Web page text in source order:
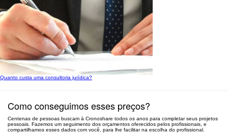
Quanto custa uma consultoria jurídica?
Como conseguimos esses preços?
Centenas de pessoas buscam à Cronoshare todos os anos para completar seus projetos
pessoais. Fazemos um seguimento dos orçamentos oferecidos pelos profissionais, e
compartilhamos esses dados com você, para lhe facilitar na escolha do profissional.